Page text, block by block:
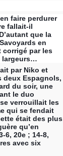
faire perdurer
fallait-il
que la
en
corrigé par les
largeurs…
par Niko et
deux Espagnols,
du soir, une
le duo
verrouillait les
qui se fendait
était des plus
qu’en
6, 20e ; 14-8,
avec six